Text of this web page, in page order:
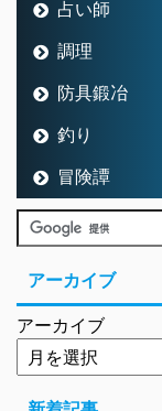
占い師
調理
防具鍛冶
釣り
冒険譚
アーカイブ
アーカイブ